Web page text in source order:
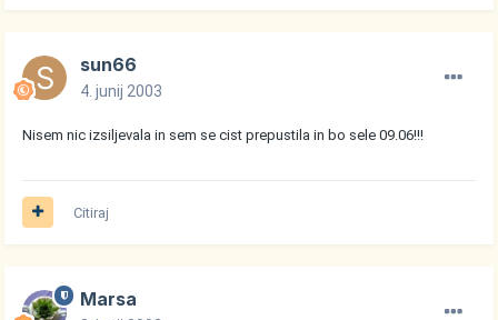
sun66
4. junij 2003
Nisem nic izsiljevala in sem se cist prepustila in bo sele 09.06!!!
Citiraj
Marsa